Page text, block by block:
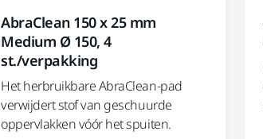
AbraClean 150 x 25 mm
Medium Ø 150, 4
st./verpakking
Het herbruikbare AbraClean-pad
verwijdert stof van geschuurde
oppervlakken vóór het spuiten.